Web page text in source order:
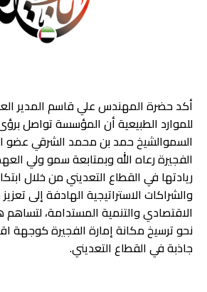
أكد حضرة المهندس علي قاسم المدير
للموارد الطبيعية أن المؤسسة تواصل
السموالشيخ حمد بن محمد الشرقي عضو
الفجيرة رعاه الله وبمتابعة سمو ولي
ريادتها في القطاع التعديني من خلال
والشراكات الاستراتيجية الهادفة إلى
الاقتصادي والتنمية المستدامة،
نحو ترسيخ مكانة إمارة الفجيرة كوجهة
جاذبة في القطاع التعديني.